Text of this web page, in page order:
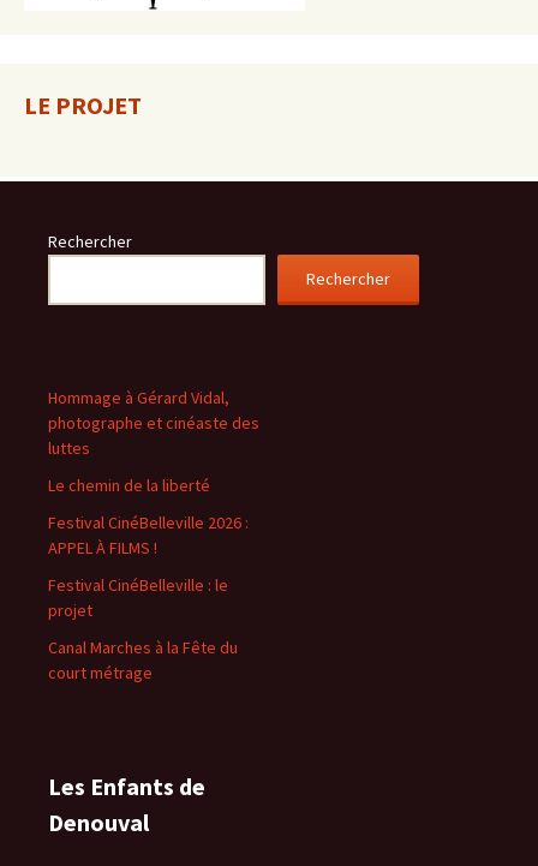
LE PROJET
Rechercher
Rechercher
Hommage à Gérard Vidal,
photographe et cinéaste des
luttes
Le chemin de la liberté
Festival CinéBelleville 2026 :
APPEL À FILMS !
Festival CinéBelleville : le
projet
Canal Marches à la Fête du
court métrage
Les Enfants de
Denouval